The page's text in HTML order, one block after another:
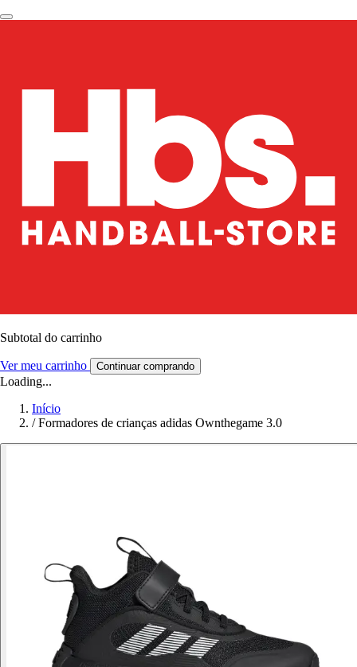
Subtotal do carrinho
Ver meu carrinho Continuar comprando
Loading...
Início
/ Formadores de crianças adidas Ownthegame 3.0